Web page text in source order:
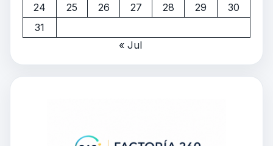
24
25 26 27 28 29
30
31
« Jul